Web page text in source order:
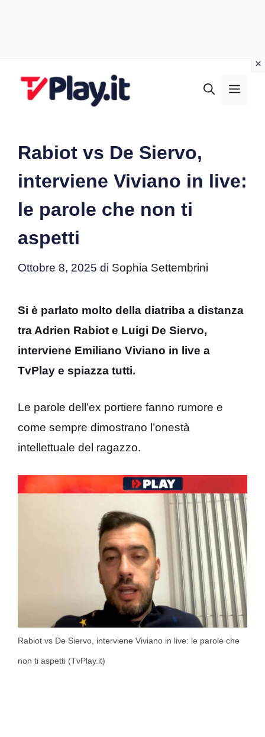
Rabiot vs De Siervo,
interviene Viviano in live:
le parole che non ti
aspetti
Ottobre 8, 2025 di Sophia Settembrini
Si è parlato molto della diatriba a distanza
tra Adrien Rabiot e Luigi De Siervo,
interviene Emiliano Viviano in live a
TvPlay e spiazza tutti.
Le parole dell’ex portiere fanno rumore e
come sempre dimostrano l’onestà
intellettuale del ragazzo.
Rabiot vs De Siervo, interviene Viviano in live: le parole che
non ti aspetti (TvPlay.it)